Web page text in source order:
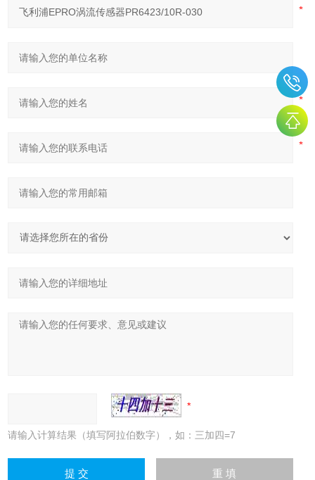
请输入计算结果（填写阿拉伯数字），如：三加四=7